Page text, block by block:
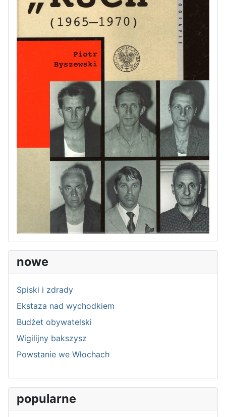
nowe
Spiski i zdrady
Ekstaza nad wychodkiem
Budżet obywatelski
Wigilijny bakszysz
Powstanie we Włochach
popularne